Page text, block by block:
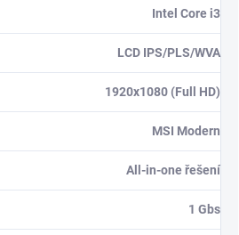
Intel Core i3
LCD IPS/PLS/WVA
1920x1080 (Full HD)
MSI Modern
All-in-one řešení
1 Gbs